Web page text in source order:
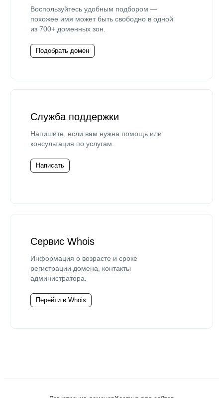
Воспользуйтесь удобным подбором —
похожее имя может быть свободно в одной
из 700+ доменных зон.
Подобрать домен
Служба поддержки
Напишите, если вам нужна помощь или
консультация по услугам.
Написать
Сервис Whois
Информация о возрасте и сроке
регистрации домена, контакты
администратора.
Перейти в Whois